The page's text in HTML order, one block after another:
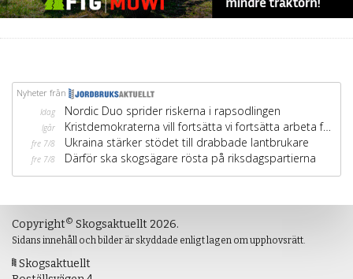
Copyright© Skogsaktuellt 2026.
Sidans innehåll och bilder är skyddade enligt lagen om upphovsrätt.
Skogsaktuellt